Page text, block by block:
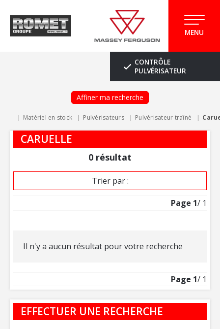
MENU
CONTRÔLE
PULVÉRISATEUR
Affiner ma recherche
Matériel en stock Pulvérisateurs Pulvérisateur traîné
CARUELLE
0 résultat
Trier par :
Page 1/ 1
Il n'y a aucun résultat pour votre recherche
Page 1/ 1
EFFECTUER UNE RECHERCHE